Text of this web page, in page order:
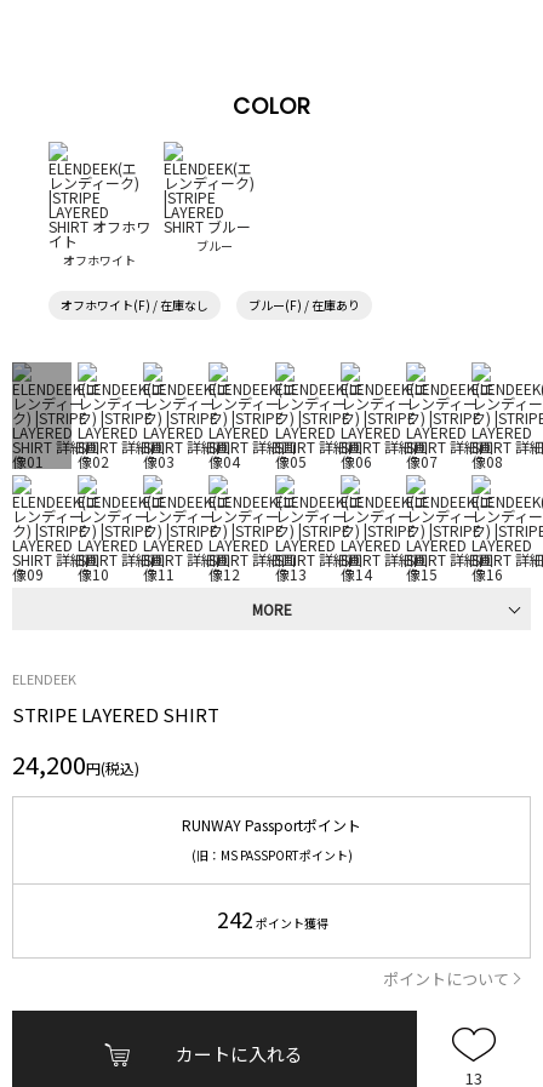
COLOR
オフホワイト
ブルー
オフホワイト(F) / 在庫なし ブルー(F) / 在庫あり
MORE
ELENDEEK
STRIPE LAYERED SHIRT
24,200円(税込)
RUNWAY Passportポイント
(旧：MS PASSPORTポイント)
242 ポイント獲得
ポイントについて
カートに入れる
13